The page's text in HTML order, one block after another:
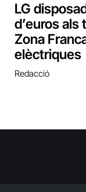
LG
d’euros als
Zona
elèctriques
Redacció